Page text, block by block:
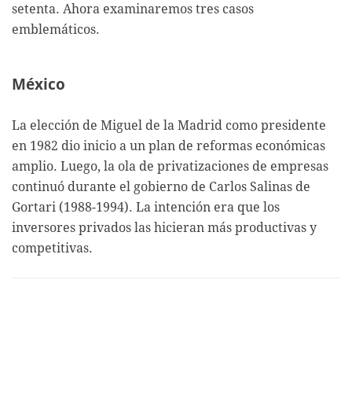
setenta. Ahora examinaremos tres casos
emblemáticos.
México
La elección de Miguel de la Madrid como presidente
en 1982 dio inicio a un plan de reformas económicas
amplio. Luego, la ola de privatizaciones de empresas
continuó durante el gobierno de Carlos Salinas de
Gortari (1988-1994). La intención era que los
inversores privados las hicieran más productivas y
competitivas.